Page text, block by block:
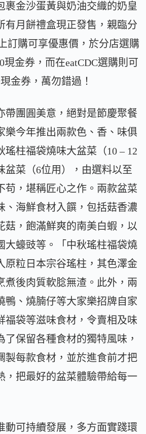
裹金沙蛋黃與奶油交織的奶皇
有月餅禮盒現正發售，親臨分
訂購可享優惠價，於分店選購
現金券，而在eatCDC選購則可
金券，萬勿錯過！
帶團圓美意，絕對是節慶聚餐
樂今年推出兩款色、香、味俱
柱福袋燒味大盆菜（10 – 12
盆菜（6位用），由選料以至
苟，堪稱匠心之作。兩款盆菜
、海鮮食材入饌，包括菇香濃
菇，飽滿鮮爽的南美白蝦，以
大蠔豉等。「中秋瑤柱福袋燒
原粒日本宗谷瑤柱，其色澤金
煮後肉質軟腍無渣。此外，兩
鴨、燒腩仔等大家樂招牌自家
福袋等滋味食材，令賣相及味
了保留各種食材的獨特風味，
製每款食材，並於進食前才把
，把最好的盆菜體驗帶給每一
動可持續發展，多方面實踐環